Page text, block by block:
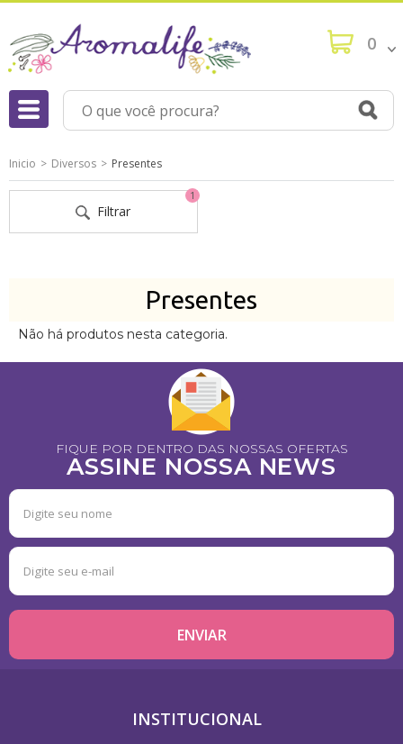
0
Filtrar
1
Inicio Diversos Presentes
Presentes
Não há produtos nesta categoria.
FIQUE POR DENTRO DAS NOSSAS OFERTAS
ASSINE NOSSA NEWS
INSTITUCIONAL